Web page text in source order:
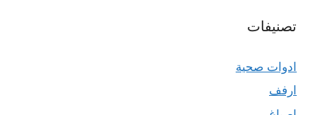
تصنيفات
ادوات صحية
ارفف